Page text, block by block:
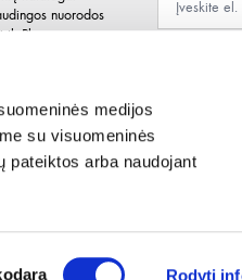
medijos
su visuomeninės
pateiktos arba naudojant
Rodyti
nuorodos
Plus
Pateikdami el.